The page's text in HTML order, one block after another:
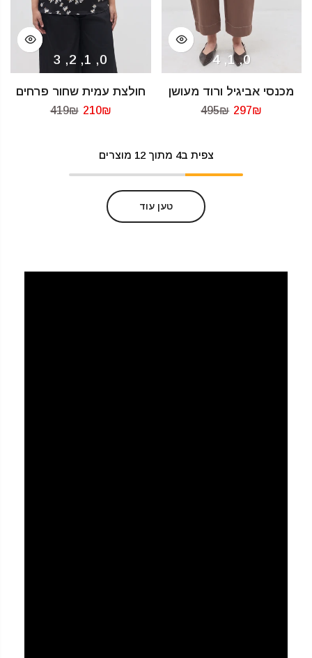
0, 1, 4
מכנסי אביגיל ורוד מעושן
495₪ 297₪
0, 1, 2, 3
חולצת עמית שחור פרחים
419₪ 210₪
צפית ב4 מתוך 12 מוצרים
טען עוד